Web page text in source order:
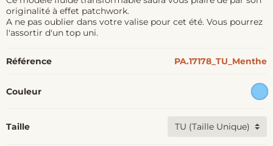
originalité à effet patchwork.
A ne pas oublier dans votre valise pour cet été. Vous pourrez
l'assortir d'un top uni.
Référence PA.17178_TU_Menthe
Couleur
Taille